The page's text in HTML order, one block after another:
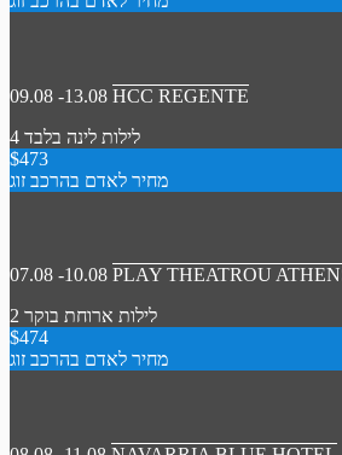
09.08 -13.08 HCC REGENTE
4 לילות לינה בלבד
$473
מחיר לאדם בהרכב זוג
07.08 -10.08 PLAY THEATROU
2 לילות ארוחת בוקר
$474
מחיר לאדם בהרכב זוג